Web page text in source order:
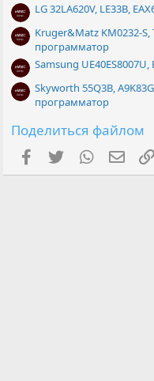
LG 32LA620V, LE33B,
Kruger&Matz KM0232-S,
программатор
Samsung
Skyworth 55Q3B,
программатор
Поделиться файлом
Facebook
Twitter WhatsApp